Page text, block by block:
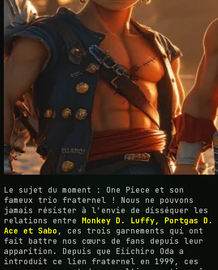
Le sujet du moment : One Piece et son
fameux trio fraternel ! Nous ne pouvons
jamais résister à l'envie de disséquer les
relations entre Monkey D. Luffy, Portgas D.
Ace et Sabo , ces trois garnements qui ont
fait battre nos cœurs de fans depuis leur
apparition. Depuis que Eiichiro Oda a
introduit ce lien fraternel en 1999, ces